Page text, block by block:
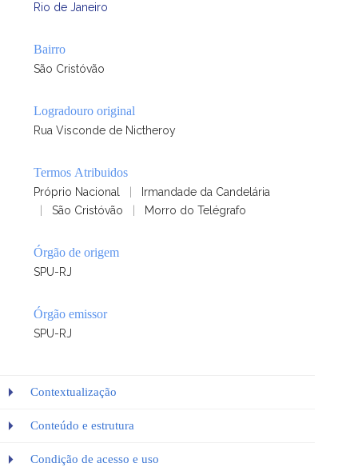
Rio de Janeiro
Bairro
São Cristóvão
Logradouro original
Rua Visconde de Nictheroy
Termos Atribuidos
Próprio Nacional
Irmandade da Candelária
São Cristóvão Morro do Telégrafo
Órgão de origem
SPU-RJ
Órgão emissor
SPU-RJ
Contextualização
Conteúdo e estrutura
Condição de acesso e uso